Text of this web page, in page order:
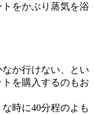
をかぶり蒸気を浴
か行けない、とい
を購入するのもお
時に40分程のよも